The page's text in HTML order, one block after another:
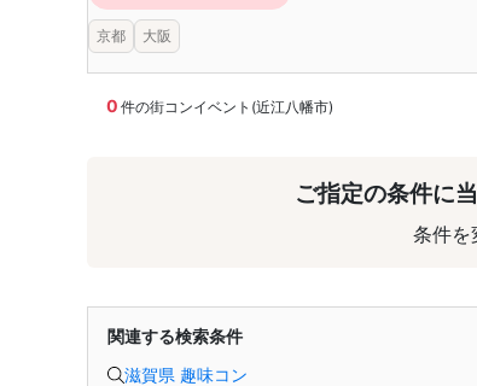
京都 大阪
0 件の街コンイベント(近江八幡市)
ご指定の条件に
条件を
関連する検索条件
滋賀県 趣味コン